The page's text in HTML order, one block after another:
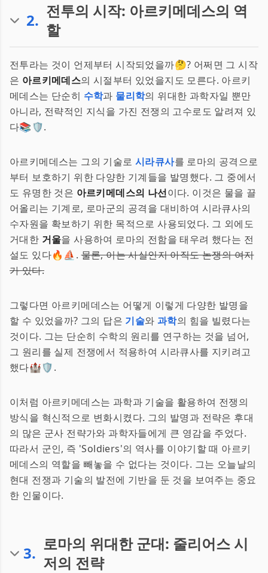
2. 전투의 시작: 아르키메데스의 역
할
전투라는 것이 언제부터 시작되었을까🤔? 어쩌면 그 시작
은 아르키메데스의 시절부터 있었을지도 모른다. 아르키
메데스는 단순히 수학과 물리학의 위대한 과학자일 뿐만
아니라, 전략적인 지식을 가진 전쟁의 고수로도 알려져 있
다📚🛡️.
아르키메데스는 그의 기술로 시라큐사를 로마의 공격으로
부터 보호하기 위한 다양한 기계들을 발명했다. 그 중에서
도 유명한 것은 아르키메데스의 나선이다. 이것은 물을 끌
어올리는 기계로, 로마군의 공격을 대비하여 시라큐사의
수자원을 확보하기 위한 목적으로 사용되었다. 그 외에도
거대한 거울을 사용하여 로마의 전함을 태우려 했다는 전
설도 있다🔥⛵.물론, 이는 사실인지 아직도 논쟁의 여지
가 있다.
그렇다면 아르키메데스는 어떻게 이렇게 다양한 발명을
할 수 있었을까? 그의 답은 기술와과학의 힘을 빌렸다는
것이다. 그는 단순히 수학의 원리를 연구하는 것을 넘어,
그 원리를 실제 전쟁에서 적용하여 시라큐사를 지키려고
했다🏰🛡️.
이처럼 아르키메데스는 과학과 기술을 활용하여 전쟁의
방식을 혁신적으로 변화시켰다. 그의 발명과 전략은 후대
의 많은 군사 전략가와 과학자들에게 큰 영감을 주었다.
따라서 군인, 즉 'Soldiers'의 역사를 이야기할 때 아르키
메데스의 역할을 빼놓을 수 없다는 것이다. 그는 오늘날의
현대 전쟁과 기술의 발전에 기반을 둔 것을 보여주는 중요
한 인물이다.
3. 로마의 위대한 군대: 줄리어스 시
저의 전략